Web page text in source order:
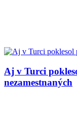
Aj v Turci
nezamestnaných